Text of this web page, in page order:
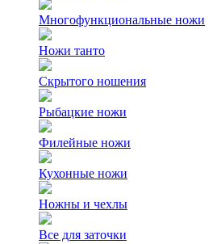
Многофункциональные ножи
Ножи танто
Скрытого ношения
Рыбацкие ножи
Филейные ножи
Кухонные ножи
Ножны и чехлы
Все для заточки